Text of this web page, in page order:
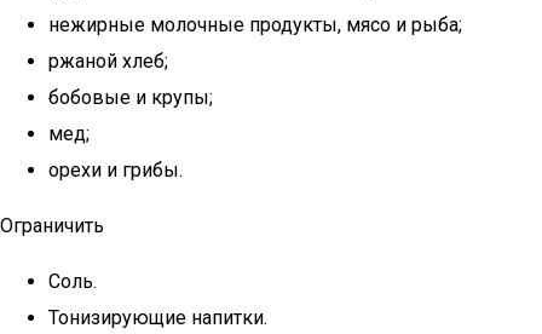
нежирные молочные продукты, мясо и рыба;
ржаной хлеб;
бобовые и крупы;
мед;
орехи и грибы.
Ограничить
Соль.
Тонизирующие напитки.